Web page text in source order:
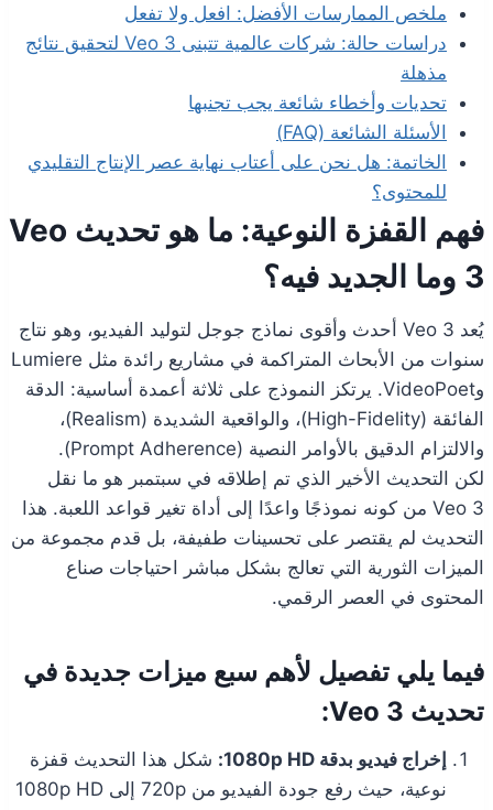
ملخص الممارسات الأفضل: افعل ولا تفعل
دراسات حالة: شركات عالمية تتبنى Veo 3 لتحقيق نتائج
مذهلة
تحديات وأخطاء شائعة يجب تجنبها
الأسئلة الشائعة (FAQ)
الخاتمة: هل نحن على أعتاب نهاية عصر الإنتاج التقليدي
للمحتوى؟
فهم القفزة النوعية: ما هو تحديث Veo
3 وما الجديد فيه؟
يُعد Veo 3 أحدث وأقوى نماذج جوجل لتوليد الفيديو، وهو نتاج
سنوات من الأبحاث المتراكمة في مشاريع رائدة مثل Lumiere
وVideoPoet. يرتكز النموذج على ثلاثة أعمدة أساسية: الدقة
الفائقة (High-Fidelity)، والواقعية الشديدة (Realism)،
والالتزام الدقيق بالأوامر النصية (Prompt Adherence).
لكن التحديث الأخير الذي تم إطلاقه في سبتمبر هو ما نقل
Veo 3 من كونه نموذجًا واعدًا إلى أداة تغير قواعد اللعبة. هذا
التحديث لم يقتصر على تحسينات طفيفة، بل قدم مجموعة من
الميزات الثورية التي تعالج بشكل مباشر احتياجات صناع
المحتوى في العصر الرقمي.
فيما يلي تفصيل لأهم سبع ميزات جديدة في
تحديث Veo 3:
إخراج فيديو بدقة 1080p HD:
شكل هذا التحديث قفزة
نوعية، حيث رفع جودة الفيديو من 720p إلى 1080p HD